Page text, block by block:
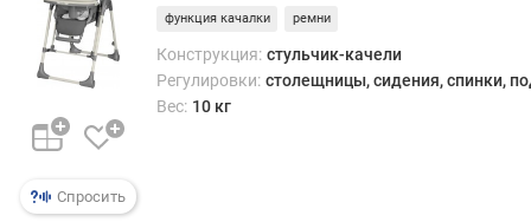
за
м
о
т
о
г
Спросить
функция качалки ремни
Конструкция: стульчик-качели
Регулировки: столещницы, сидения, спинки,
Вес: 10 кг